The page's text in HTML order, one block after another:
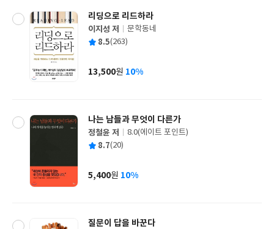
리딩으로 리드하라
글
쓴
이지성 저
출
사
문학동네
평 8.5(263)
가
13,500원 10%
나는 남들과 무엇이 다른가
글
쓴
정철윤 저
출
사
8.0(에이트 포인트)
평 8.7(20)
가
5,400원 10%
질문이 답을 바꾼다